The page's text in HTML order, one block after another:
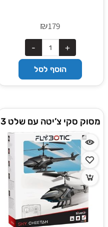
₪179
הוסף לסל
מסוק סקי צ’יטה עם שלט 3
ערוצים - Silverlit